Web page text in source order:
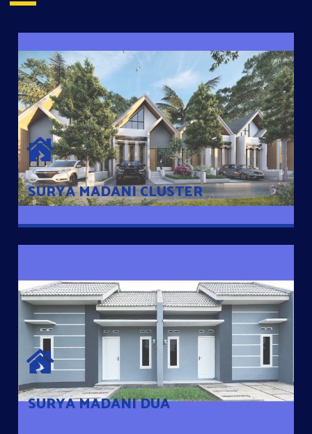
SURYA MADANI CLUSTER
SURYA MADANI CLUSTER
Desain Modern Minimalis dengan Konsep Rumah Pintar
Sehingga Memudahkan Penghuni mengakses rumahnya
dengan Ponsel
SURYA MADANI DUA
SURYA MADANI DUA
Satu-satunya Hunian nyaman dengan harga subsidi hanya 100
jutaan dengan lokasi strategis di Tuban